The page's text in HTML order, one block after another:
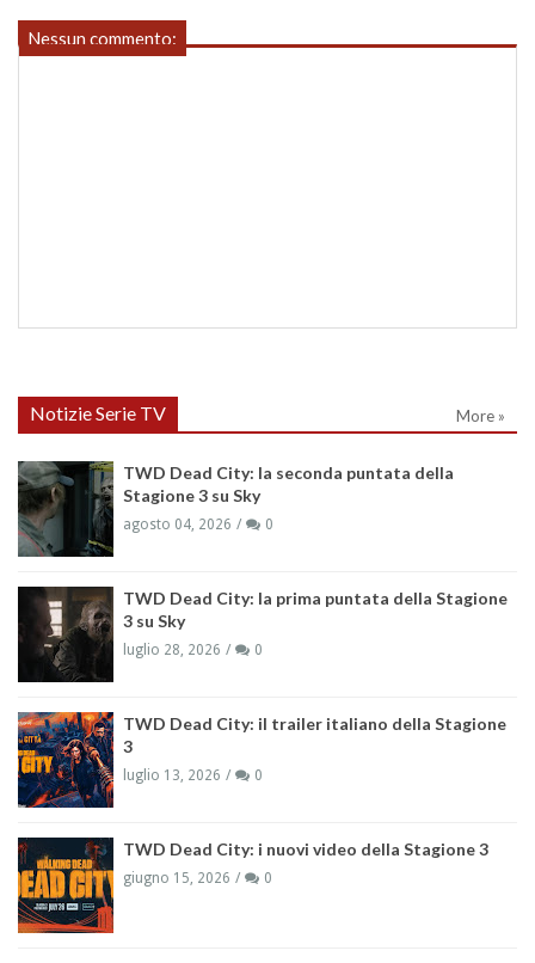
Nessun commento:
Notizie Serie TV More »
TWD Dead City: la seconda puntata della
Stagione 3 su Sky
agosto 04, 2026 0
TWD Dead City: la prima puntata della Stagione
3 su Sky
luglio 28, 2026 0
TWD Dead City: il trailer italiano della Stagione
3
luglio 13, 2026 0
TWD Dead City: i nuovi video della Stagione 3
giugno 15, 2026 0